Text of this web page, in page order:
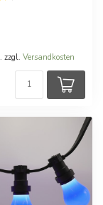
zzgl. Versandkosten